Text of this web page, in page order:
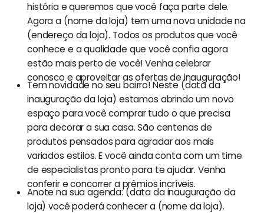
história e queremos que você faça parte dele.
Agora a (nome da loja) tem uma nova unidade na
(endereço da loja). Todos os produtos que você
conhece e a qualidade que você confia agora
estão mais perto de você! Venha celebrar
conosco e aproveitar as ofertas de inauguração!
Tem novidade no seu bairro! Neste (data da
inauguração da loja) estamos abrindo um novo
espaço para você comprar tudo o que precisa
para decorar a sua casa. São centenas de
produtos pensados para agradar aos mais
variados estilos. E você ainda conta com um time
de especialistas pronto para te ajudar. Venha
conferir e concorrer a prêmios incríveis.
Anote na sua agenda: (data da inauguração da
loja) você poderá conhecer a (nome da loja).